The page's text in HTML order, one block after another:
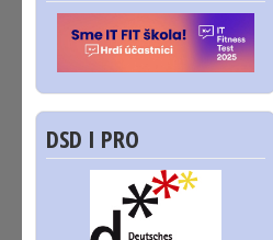
DSD I PRO